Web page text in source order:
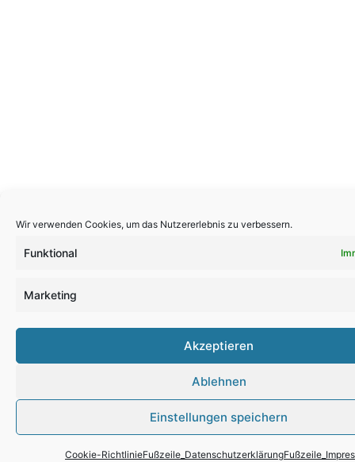
Wir verwenden Cookies, um das Nutzererlebnis zu verbessern.
Funktional
Marketing
Akzeptieren
Ablehnen
Einstellungen speichern
Cookie-RichtlinieFußzeile_Datenschutzerklärung